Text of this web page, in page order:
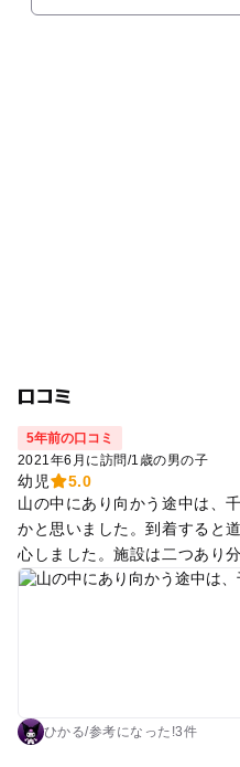
口コミ
5年前の口コミ
2021年6月に訪問/1歳の男の子
幼児
5.0
山の中にあり向かう途中は、
かと思いました。到着すると
心しました。施設は二つあり
さい子用のハウスを選び入り
次から次へと新規のお客さん
ひかる/参考になった!3件